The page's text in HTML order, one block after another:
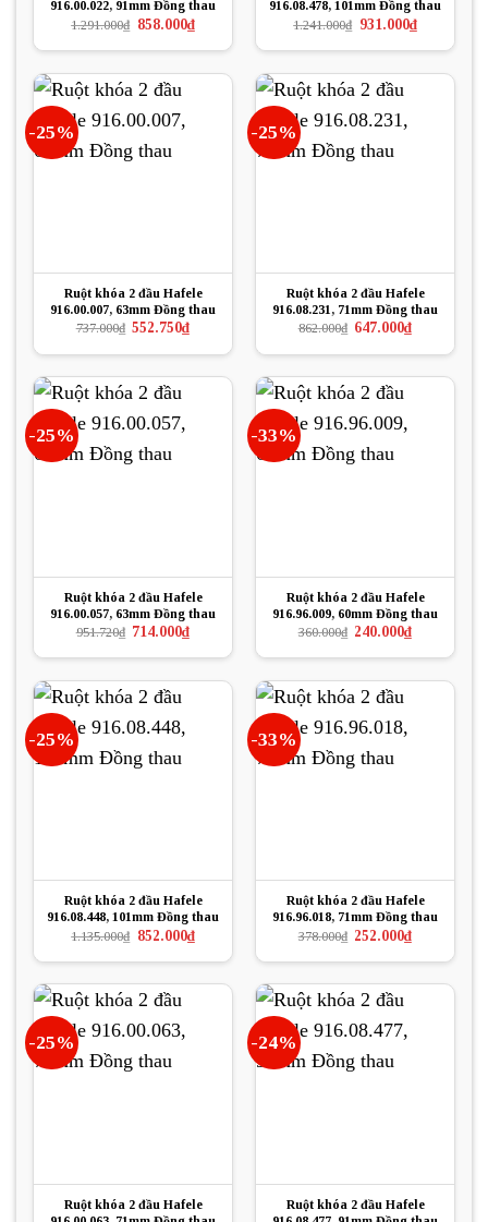
916.00.022, 91mm Đồng thau
1.291.000₫ Giá
là:
858.000₫Giá
hiện
tại
858.000₫.
916.08.478, 101mm Đồng thau
1.241.000₫ Giá
là:
931.000₫Giá
hiện
tại
931.000₫.
-25%
Ruột khóa 2 đầu Hafele
916.00.007, 63mm Đồng thau
737.000₫ Giá
là:
552.750₫Giá
hiện
tại
552.750₫.
-25%
Ruột khóa 2 đầu Hafele
916.08.231, 71mm Đồng thau
862.000₫ Giá
là:
647.000₫Giá
hiện
tại
647.000₫.
-25%
Ruột khóa 2 đầu Hafele
916.00.057, 63mm Đồng thau
951.720₫ Giá
là:
714.000₫Giá
hiện
tại
714.000₫.
-33%
Ruột khóa 2 đầu Hafele
916.96.009, 60mm Đồng thau
360.000₫ Giá
là:
240.000₫Giá
hiện
tại
240.000₫.
-25%
Ruột khóa 2 đầu Hafele
916.08.448, 101mm Đồng thau
1.135.000₫ Giá
là:
852.000₫Giá
hiện
tại
852.000₫.
-33%
Ruột khóa 2 đầu Hafele
916.96.018, 71mm Đồng thau
378.000₫ Giá
là:
252.000₫Giá
hiện
tại
252.000₫.
-25%
Ruột khóa 2 đầu Hafele
-24%
Ruột khóa 2 đầu Hafele